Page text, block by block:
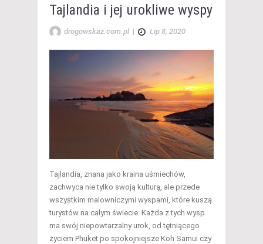
Tajlandia i jej urokliwe wyspy
drogowskaz.com.pl | Lip 8, 2020
Tajlandia, znana jako kraina uśmiechów,
zachwyca nie tylko swoją kulturą, ale przede
wszystkim malowniczymi wyspami, które kuszą
turystów na całym świecie. Każda z tych wysp
ma swój niepowtarzalny urok, od tętniącego
życiem Phuket po spokojniejsze Koh Samui czy